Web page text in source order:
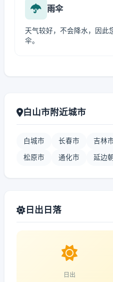
雨伞
天气较好，不会降水，因此
伞。
白山市附近城市
白城市 长春市 吉林
松原市 通化市 延边
日出日落
日出